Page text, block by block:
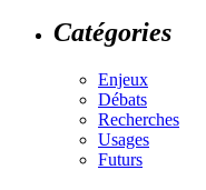
Catégories
Enjeux
Débats
Recherches
Usages
Futurs